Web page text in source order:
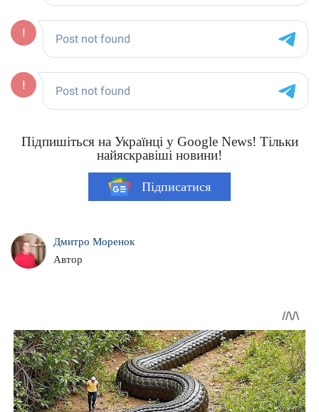
Підпишіться на Українці у Google News! Тільки
найяскравіші новини!
Підписатися
Дмитро Моренок
Автор